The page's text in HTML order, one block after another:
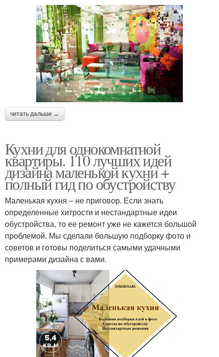
читать дальше →
Кухни для однокомнатной
квартиры. 110 лучших идей
дизайна маленькой кухни +
полный гид по обустройству
Маленькая кухня – не приговор. Если знать
определенные хитрости и нестандартные идеи
обустройства, то ее ремонт уже не кажется большой
проблемой. Мы сделали большую подборку фото и
советов и готовы поделиться самыми удачными
примерами дизайна с вами.